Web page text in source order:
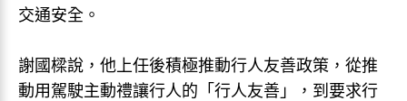
交通安全。
謝國樑說，他上任後積極推動行人友善政策，從推
動用駕駛主動禮讓行人的「行人友善」，到要求行